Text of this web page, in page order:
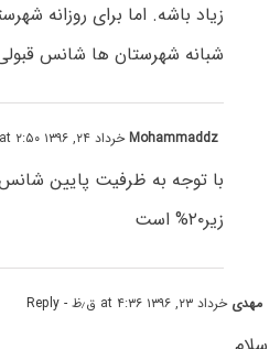
زیاد باشه. اما برای روزانه
شبانه شهرستان ها شانس
Mohammaddzخرداد ۲۴, ۱۳۹۶ at ۲:۵۰ ب٫ظ
با توجه به ظرفیت پایین شانس
زیر۲۰% است
مهدی خرداد ۲۳, ۱۳۹۶ at ۴:۳۶ ق٫ظ - Reply